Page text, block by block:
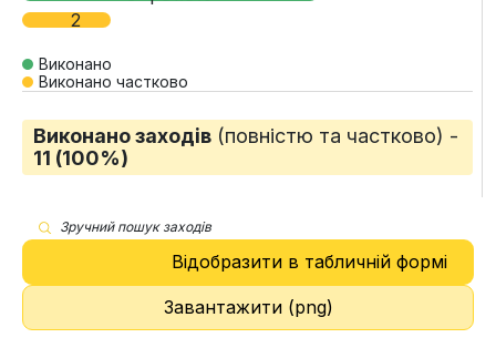
2
Виконано
Виконано частково
Виконано заходів (повністю та частково) -
11 (100%)
Зручний пошук заходів
Відобразити в табличній формі
Завантажити (png)